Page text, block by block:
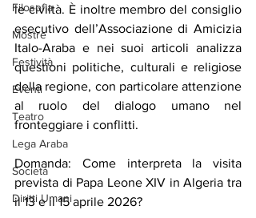
Filosofia
Mostre
Festività
Eventi
Teatro
Lega Araba
Società
Diritti Umani
le civiltà. È inoltre membro del consiglio
esecutivo dell’Associazione di Amicizia
Italo-Araba e nei suoi articoli analizza
questioni politiche, culturali e religiose
della regione, con particolare attenzione
al ruolo del dialogo umano nel
fronteggiare i conflitti.
Domanda: Come interpreta la visita
prevista di Papa Leone XIV in Algeria tra
il 13 e il 15 aprile 2026?